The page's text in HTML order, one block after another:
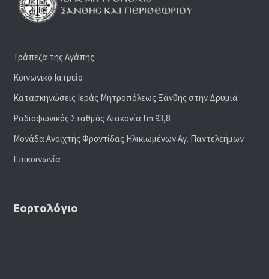
Τράπεζα της Αγάπης
Κοινωνικό Ιατρείο
Κατασκηνώσεις Ιεράς Μητροπόλεως Ξάνθης στην Δρυμιά
Ραδιoφωνικός Σταθμός Διακονία fm 93,8
Μονάδα Ανοιχτής Φροντίδας Ηλικιωμένων Αγ. Παντελεήμων
Επικοινωνία
Εορτολόγιο